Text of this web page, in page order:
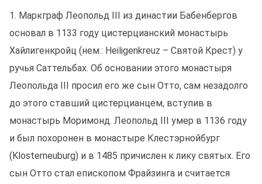
1. Маркграф Леопольд III из династии Бабенбергов
основал в 1133 году цистерцианский монастырь
Хайлигенкройц (нем.: Heiligenkreuz – Святой Крест) у
ручья Саттельбах. Об основании этого монастыря
Леопольда III просил его же сын Отто, сам незадолго
до этого ставший цистерцианцем, вступив в
монастырь Моримонд. Леопольд III умер в 1136 году
и был похоронен в монастыре Клестэрнойбург
(Klosterneuburg) и в 1485 причислен к лику святых. Его
сын Отто стал епископом Фрайзинга и считается